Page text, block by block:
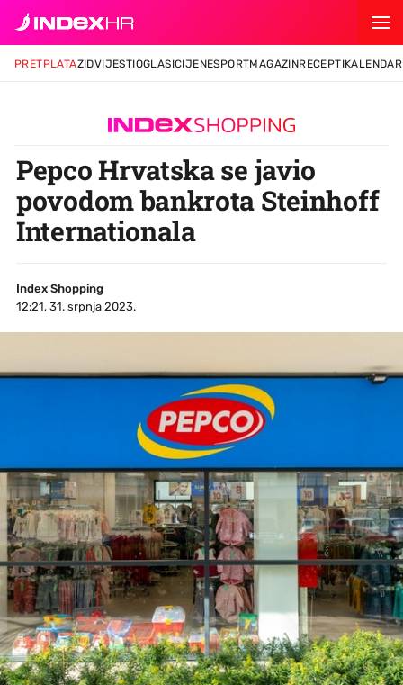
PRETPLATAZIDVIJESTIOGLASICIJENESPORTMAGAZINRECEPTIKALENDAR
Pepco Hrvatska se javio
povodom bankrota Steinhoff
Internationala
Index Shopping
12:21, 31. srpnja 2023.